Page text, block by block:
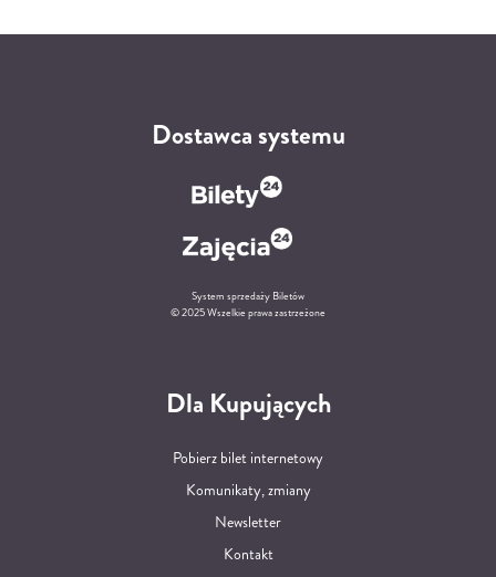
Dostawca systemu
System sprzedaży Biletów
© 2025 Wszelkie prawa zastrzeżone
Dla Kupujących
Pobierz bilet internetowy
Komunikaty, zmiany
Newsletter
Kontakt